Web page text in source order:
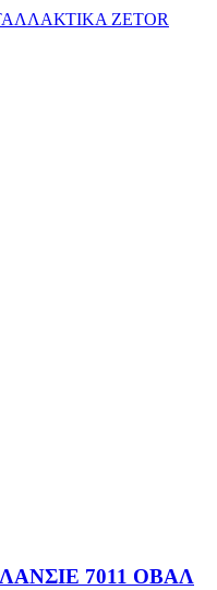
ZETOR
7011 ΟΒΑΛ